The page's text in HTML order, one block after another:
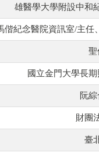
雄醫學大學附設中和
偕紀念醫院資訊室/主任
聖
國立金門大學長
阮
財團
臺